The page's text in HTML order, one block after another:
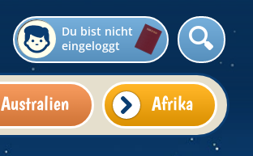
Du bist nicht
eingeloggt
Australien Afrika